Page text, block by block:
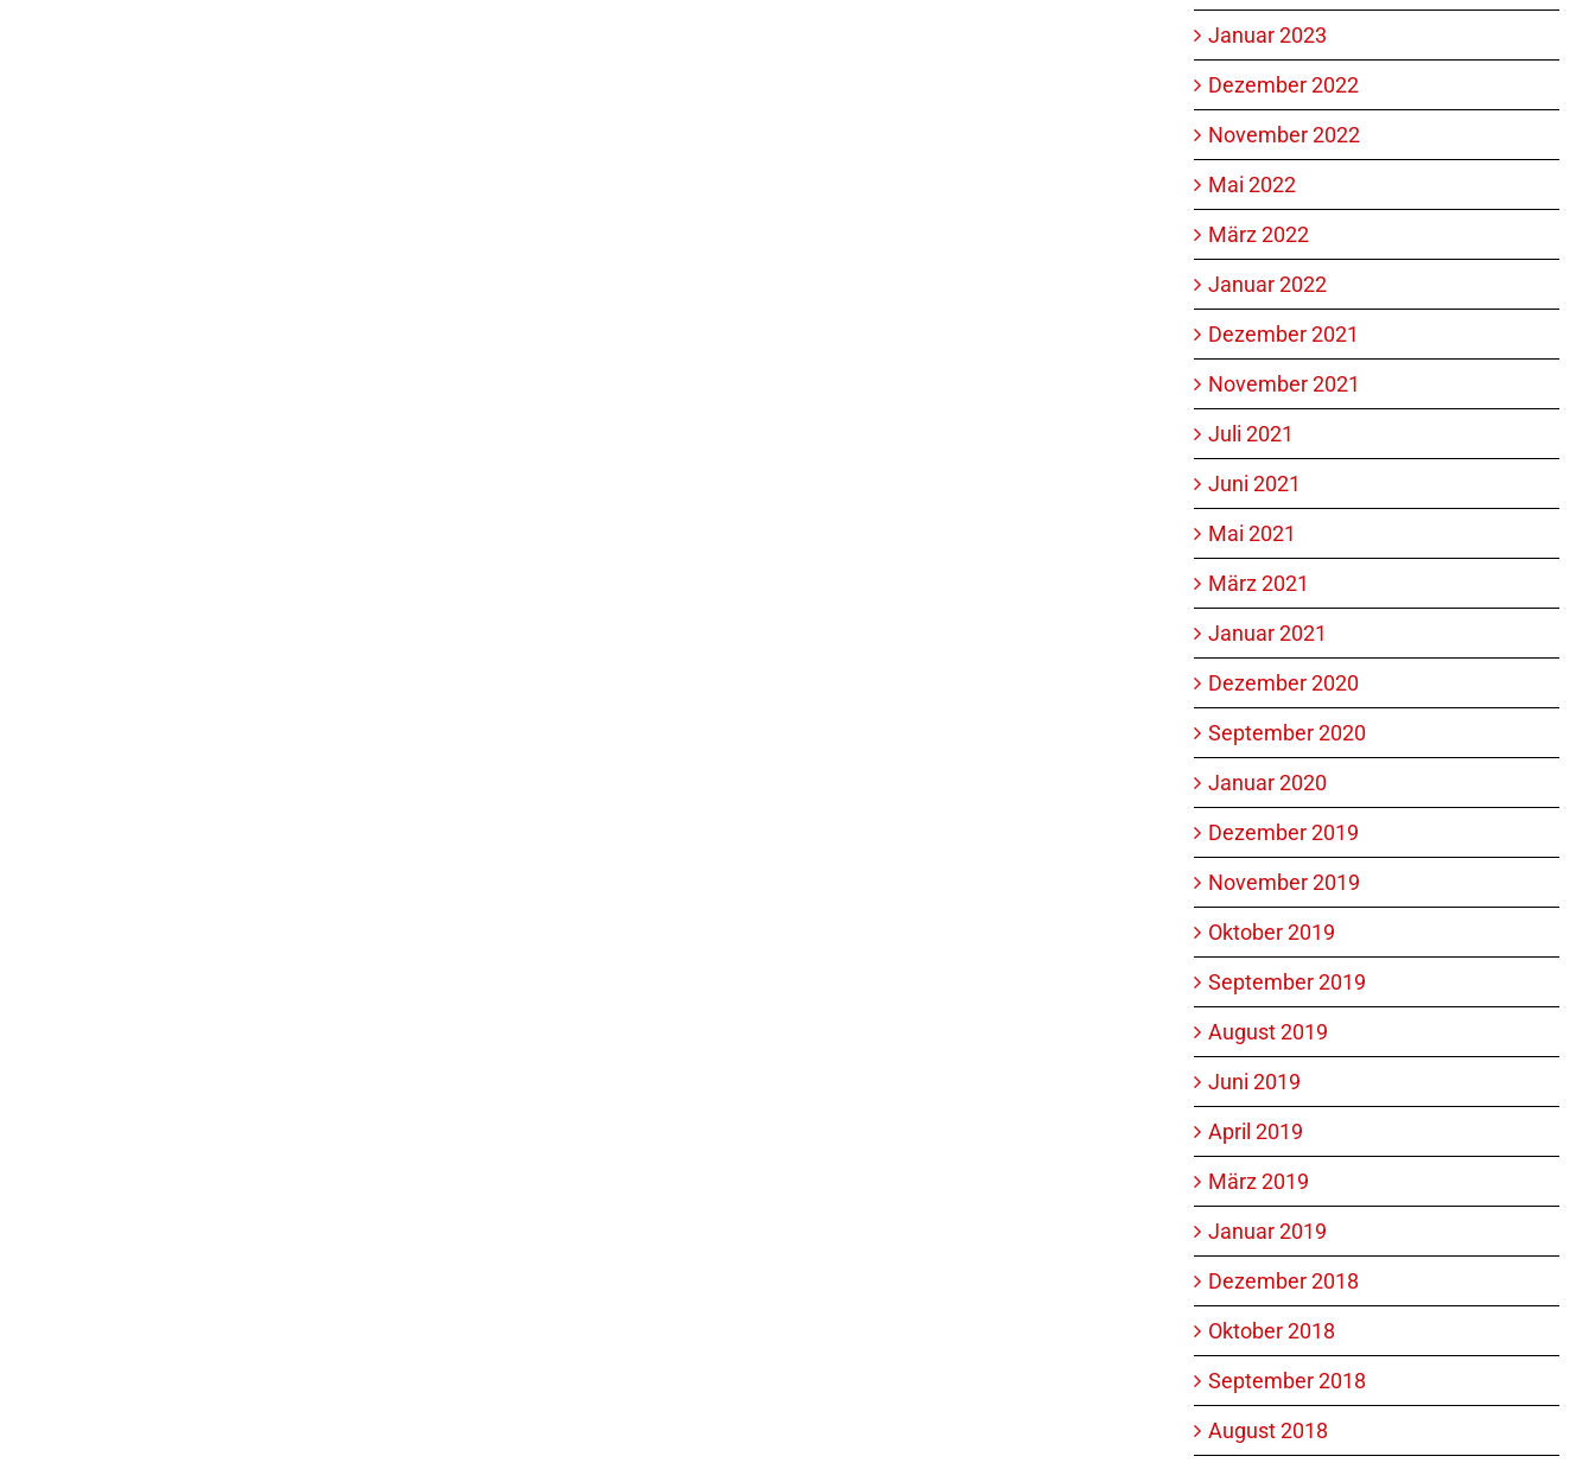
Januar 2023
Dezember 2022
November 2022
Mai 2022
März 2022
Januar 2022
Dezember 2021
November 2021
Juli 2021
Juni 2021
Mai 2021
März 2021
Januar 2021
Dezember 2020
September 2020
Januar 2020
Dezember 2019
November 2019
Oktober 2019
September 2019
August 2019
Juni 2019
April 2019
März 2019
Januar 2019
Dezember 2018
Oktober 2018
September 2018
August 2018